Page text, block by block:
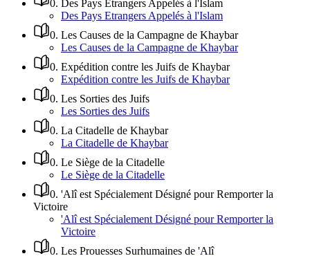
0. Des Pays Etrangers Appelés à l'Islam
Des Pays Etrangers Appelés à l'Islam
0. Les Causes de la Campagne de Khaybar
Les Causes de la Campagne de Khaybar
0. Expédition contre les Juifs de Khaybar
Expédition contre les Juifs de Khaybar
0. Les Sorties des Juifs
Les Sorties des Juifs
0. La Citadelle de Khaybar
La Citadelle de Khaybar
0. Le Siège de la Citadelle
Le Siège de la Citadelle
0. 'Alî est Spécialement Désigné pour Remporter la
Victoire
'Alî est Spécialement Désigné pour Remporter la
Victoire
0. Les Prouesses Surhumaines de 'Alî